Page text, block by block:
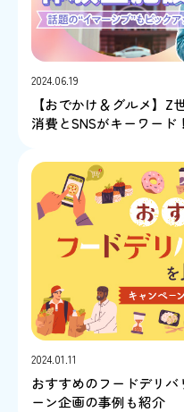
2024.06.19
【おでかけ＆グルメ】Z
消費とSNSがキーワード
2024.01.11
おすすめのフードデリ
ーン企画の事例も紹介